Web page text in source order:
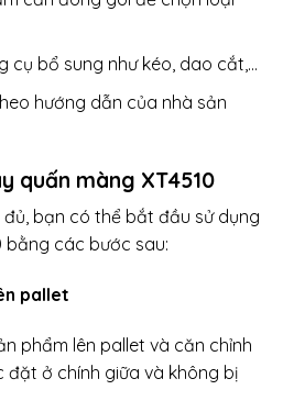
cụ bổ sung như kéo, dao cắt,…
hướng dẫn của nhà sản
quấn màng XT4510
bạn có thể bắt đầu sử dụng
bằng các bước sau:
pallet
phẩm lên pallet và căn chỉnh
ở chính giữa và không bị